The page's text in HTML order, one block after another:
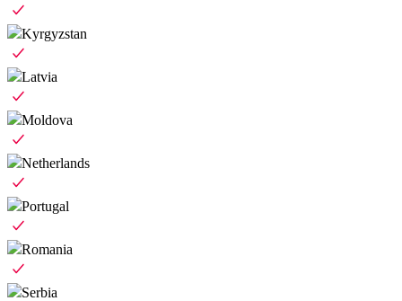
Kyrgyzstan
Latvia
Moldova
Netherlands
Portugal
Romania
Serbia